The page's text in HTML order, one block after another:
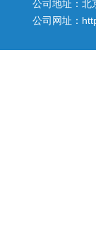
公司地址：北
公司网址：